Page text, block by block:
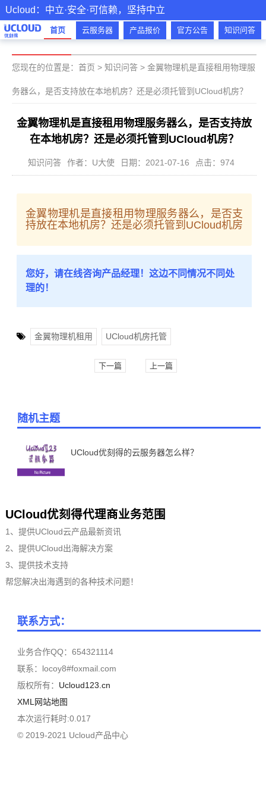
Ucloud：中立·安全·可信赖，坚持中立
首页 云服务器 产品报价 官方公告 知识问答
您现在的位置是： 首页 > 知识问答 > 金翼物理机是直接租用物理服
务器么，是否支持放在本地机房？还是必须托管到UCloud机房？
金翼物理机是直接租用物理服务器么，是否支持放
在本地机房？还是必须托管到UCloud机房？
知识问答 作者：U大使 日期：2021-07-16 点击：974
金翼物理机是直接租用物理服务器么，是否支
持放在本地机房？还是必须托管到UCloud机房
您好，请在线咨询产品经理！这边不同情况不同处
理的！
金翼物理机租用 UCloud机房托管
下一篇 上一篇
随机主题
UCloud优刻得的云服务器怎么样？
UCloud优刻得代理商业务范围
1、提供UCloud云产品最新资讯
2、提供UCloud出海解决方案
3、提供技术支持
帮您解决出海遇到的各种技术问题！
联系方式：
业务合作QQ：654321114
联系：locoy8#foxmail.com
版权所有： Ucloud123.cn
XML网站地图
本次运行耗时:0.017
© 2019-2021 Ucloud产品中心